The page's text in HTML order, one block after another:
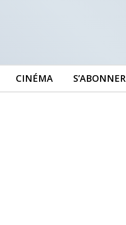
CINÉMA S’ABONNER